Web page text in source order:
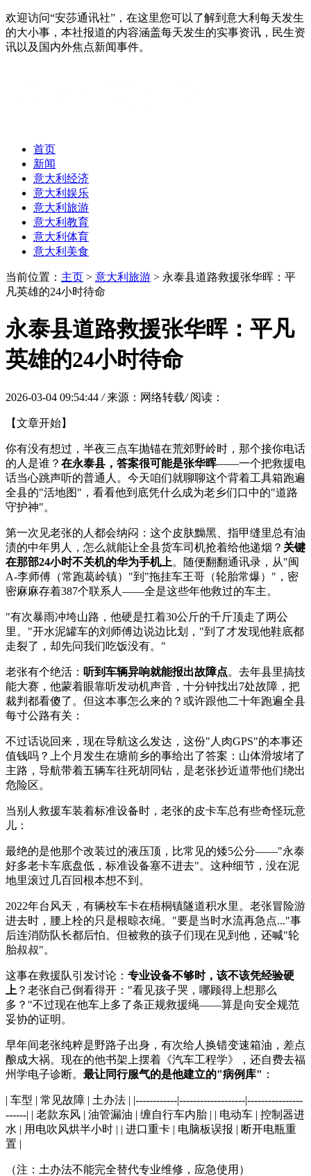
欢迎访问“安莎通讯社”，在这里您可以了解到意大利每天发生
的大小事，本社报道的内容涵盖每天发生的实事资讯，民生资
讯以及国内外焦点新闻事件。
首页
新闻
意大利经济
意大利娱乐
意大利旅游
意大利教育
意大利体育
意大利美食
当前位置： 主页 > 意大利旅游 > 永泰县道路救援张华晖：平
凡英雄的24小时待命
永泰县道路救援张华晖：平凡
英雄的24小时待命
2026-03-04 09:54:44 / 来源：网络转载/ 阅读：
【文章开始】
你有没有想过，半夜三点车抛锚在荒郊野岭时，那个接你电话
的人是谁？ 在永泰县，答案很可能是张华晖——一个把救援电
话当心跳声听的普通人。今天咱们就聊聊这个背着工具箱跑遍
全县的"活地图"，看看他到底凭什么成为老乡们口中的"道路
守护神"。
第一次见老张的人都会纳闷：这个皮肤黝黑、指甲缝里总有油
渍的中年男人，怎么就能让全县货车司机抢着给他递烟？ 关键
在那部24小时不关机的华为手机上。随便翻翻通讯录，从"闽
A-李师傅（常跑葛岭镇）"到"拖挂车王哥（轮胎常爆）"，密
密麻麻存着387个联系人——全是这些年他救过的车主。
"有次暴雨冲垮山路，他硬是扛着30公斤的千斤顶走了两公
里。"开水泥罐车的刘师傅边说边比划，"到了才发现他鞋底都
走裂了，却先问我们吃饭没有。"
老张有个绝活： 听到车辆异响就能报出故障点。去年县里搞技
能大赛，他蒙着眼靠听发动机声音，十分钟找出7处故障，把
裁判都看傻了。但这本事怎么来的？或许跟他二十年跑遍全县
每寸公路有关：
不过话说回来，现在导航这么发达，这份"人肉GPS"的本事还
值钱吗？上个月发生在塘前乡的事给出了答案：山体滑坡堵了
主路，导航带着五辆车往死胡同钻，是老张抄近道带他们绕出
危险区。
当别人救援车装着标准设备时，老张的皮卡车总有些奇怪玩意
儿：
最绝的是他那个改装过的液压顶，比常见的矮5公分——"永泰
好多老卡车底盘低，标准设备塞不进去"。这种细节，没在泥
地里滚过几百回根本想不到。
2022年台风天，有辆校车卡在梧桐镇隧道积水里。老张冒险游
进去时，腰上栓的只是根晾衣绳。"要是当时水流再急点..."事
后连消防队长都后怕。但被救的孩子们现在见到他，还喊"轮
胎叔叔"。
这事在救援队引发讨论： 专业设备不够时，该不该凭经验硬
上 ？老张自己倒看得开："看见孩子哭，哪顾得上想那么
多？"不过现在他车上多了条正规救援绳——算是向安全规范
妥协的证明。
早年间老张纯粹是野路子出身，有次给人换错变速箱油，差点
酿成大祸。现在的他书架上摆着《汽车工程学》，还自费去福
州学电子诊断。 最让同行服气的是他建立的"病例库" ：
| 车型 | 常见故障 | 土办法 | |------------|-------------------|----------------
------| | 老款东风 | 油管漏油 | 缠自行车内胎 | | 电动车 | 控制器进
水 | 用电吹风烘半小时 | | 进口重卡 | 电脑板误报 | 断开电瓶重
置 |
（注：土办法不能完全替代专业维修，应急使用）